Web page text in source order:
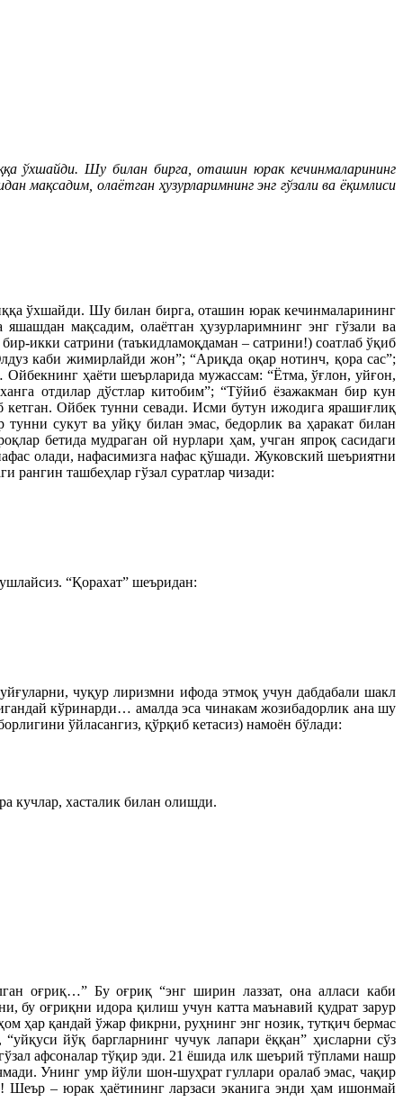
ўхшайди. Шу билан бирга, оташин юрак кечинмаларининг
мақсадим, олаётган ҳузурларимнинг энг гўзали ва ёқимлиси
ўхшайди. Шу билан бирга, оташин юрак кечинмаларининг
мақсадим, олаётган ҳузурларимнинг энг гўзали ва
икки сатрини (таъкидламоқдаман – сатрини!) соатлаб ўқиб
каби жимирлайди жон”; “Ариқда оқар нотинч, қора сас”;
Ойбекнинг ҳаёти шеърларида мужассам: “Ётма, ўғлон, уйғон,
отдилар дўстлар китобим”; “Тўйиб ёзажакман бир кун
Ойбек тунни севади. Исми бутун ижодига ярашиғлиқ
сукут ва уйқу билан эмас, бедорлик ва ҳаракат билан
бетида мудраган ой нурлари ҳам, учган япроқ сасидаги
олади, нафасимизга нафас қўшади. Жуковский шеъриятни
рангин ташбеҳлар гўзал суратлар чизади:
“Қорахат” шеъридан:
чуқур лиризмни ифода этмоқ учун дабдабали шакл
кўринарди… амалда эса чинакам жозибадорлик ана шу
ўйласангиз, қўрқиб кетасиз) намоён бўлади:
кучлар, хасталик билан олишди.
оғриқ…” Бу оғриқ “энг ширин лаззат, она алласи каби
бу оғриқни идора қилиш учун катта маънавий қудрат зарур
ҳар қандай ўжар фикрни, руҳнинг энг нозик, тутқич бермас
йўқ баргларнинг чучук лапари ёққан” ҳисларни сўз
афсоналар тўқир эди. 21 ёшида илк шеърий тўплами нашр
Унинг умр йўли шон-шуҳрат гуллари оралаб эмас, чақир
– юрак ҳаётининг ларзаси эканига энди ҳам ишонмай